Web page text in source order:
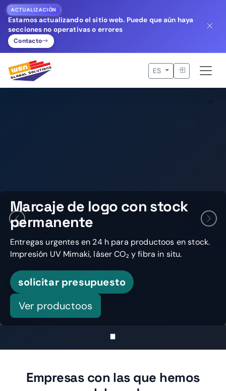
ACTUALIZACIÓN
Estamos actualizando el sitio web. Puede que aún haya
secciones no operativas o errores
Contacto
ES Iniciar
Marcaje de logo con stock
permanente
Entregas urgentes en 24 h para productoos en stock.
Impresión UV Mimaki, láser CO₂ y fibra in situ.
solicitar presupuesto
Ver productoos
Anterior
Empresas con las que hemos